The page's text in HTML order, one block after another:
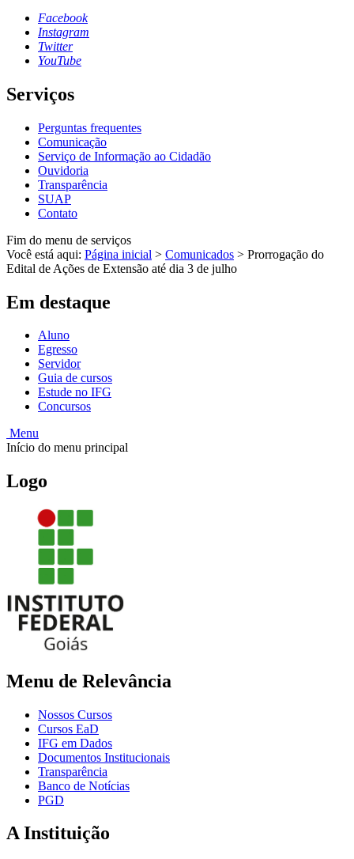
Facebook
Instagram
Twitter
YouTube
Serviços
Perguntas frequentes
Comunicação
Serviço de Informação ao Cidadão
Ouvidoria
Transparência
SUAP
Contato
Fim do menu de serviços
Você está aqui: Página inicial > Comunicados > Prorrogação do
Edital de Ações de Extensão até dia 3 de julho
Em destaque
Aluno
Egresso
Servidor
Guia de cursos
Estude no IFG
Concursos
Menu
Início do menu principal
Logo
Menu de Relevância
Nossos Cursos
Cursos EaD
IFG em Dados
Documentos Institucionais
Transparência
Banco de Notícias
PGD
A Instituição